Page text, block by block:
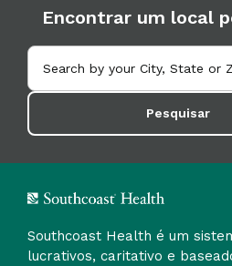
Encontrar um local
Pesquisar
Southcoast Health é um
lucrativos, caritativo e